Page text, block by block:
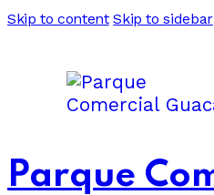
Skip to content Skip to sidebar
Parque